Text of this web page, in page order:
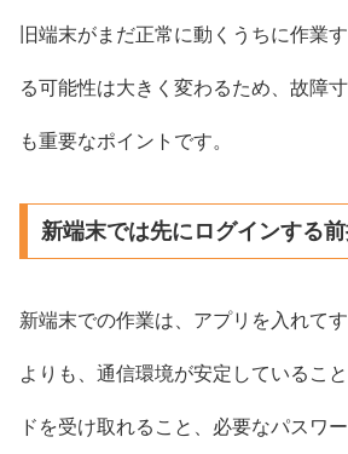
旧端末がまだ正常に動くうちに作業
る可能性は大きく変わるため、故障
も重要なポイントです。
新端末では先にログインする
新端末での作業は、アプリを入れて
よりも、通信環境が安定しているこ
ドを受け取れること、必要なパスワ